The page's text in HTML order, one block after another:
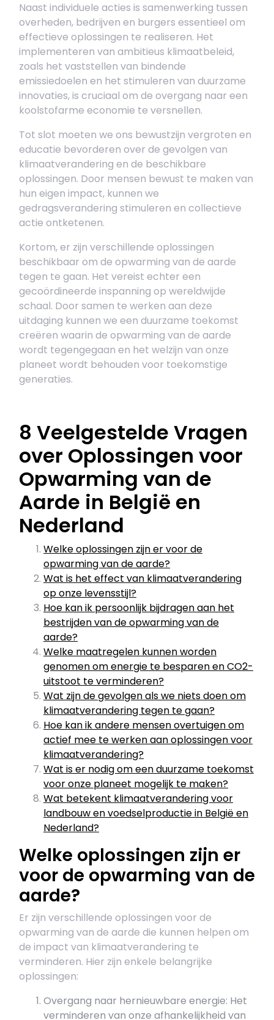
Naast individuele acties is samenwerking tussen
overheden, bedrijven en burgers essentieel om
effectieve oplossingen te realiseren. Het
implementeren van ambitieus klimaatbeleid,
zoals het vaststellen van bindende
emissiedoelen en het stimuleren van duurzame
innovaties, is cruciaal om de overgang naar een
koolstofarme economie te versnellen.
Tot slot moeten we ons bewustzijn vergroten en
educatie bevorderen over de gevolgen van
klimaatverandering en de beschikbare
oplossingen. Door mensen bewust te maken van
hun eigen impact, kunnen we
gedragsverandering stimuleren en collectieve
actie ontketenen.
Kortom, er zijn verschillende oplossingen
beschikbaar om de opwarming van de aarde
tegen te gaan. Het vereist echter een
gecoördineerde inspanning op wereldwijde
schaal. Door samen te werken aan deze
uitdaging kunnen we een duurzame toekomst
creëren waarin de opwarming van de aarde
wordt tegengegaan en het welzijn van onze
planeet wordt behouden voor toekomstige
generaties.
8 Veelgestelde Vragen
over Oplossingen voor
Opwarming van de
Aarde in België en
Nederland
Welke oplossingen zijn er voor de
opwarming van de aarde?
Wat is het effect van klimaatverandering
op onze levensstijl?
Hoe kan ik persoonlijk bijdragen aan het
bestrijden van de opwarming van de
aarde?
Welke maatregelen kunnen worden
genomen om energie te besparen en CO2-
uitstoot te verminderen?
Wat zijn de gevolgen als we niets doen om
klimaatverandering tegen te gaan?
Hoe kan ik andere mensen overtuigen om
actief mee te werken aan oplossingen voor
klimaatverandering?
Wat is er nodig om een ​​duurzame toekomst
voor onze planeet mogelijk te maken?
Wat betekent klimaatverandering voor
landbouw en voedselproductie in België en
Nederland?
Welke oplossingen zijn er
voor de opwarming van de
aarde?
Er zijn verschillende oplossingen voor de
opwarming van de aarde die kunnen helpen om
de impact van klimaatverandering te
verminderen. Hier zijn enkele belangrijke
oplossingen:
Overgang naar hernieuwbare energie: Het
verminderen van onze afhankelijkheid van